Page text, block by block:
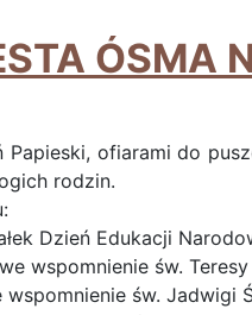
ÓSMA
Papieski, ofiarami do
rodzin.
Dzień Edukacji
wspomnienie św.
św. Jadwigi